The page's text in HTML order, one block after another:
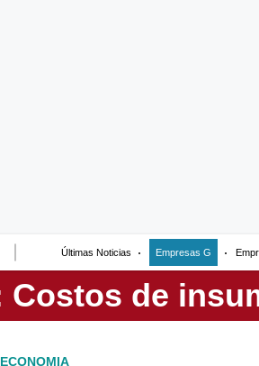
Últimas Noticias Empresas G
ECONOMIA